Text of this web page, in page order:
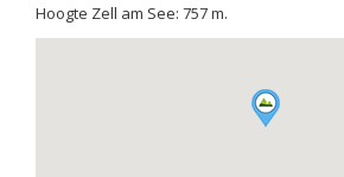
Hoogte Zell am See: 757 m.